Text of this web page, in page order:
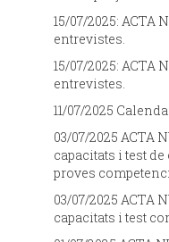
15/07/2025: ACTA
entrevistes.
15/07/2025: ACTA
entrevistes.
11/07/2025
03/07/2025 ACTA
capacitats i test
proves
03/07/2025 ACTA
capacitats i test